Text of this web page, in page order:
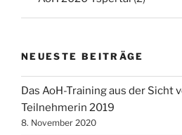
NEUESTE BEITRÄGE
Das AoH-Training aus der Sicht
Teilnehmerin 2019
8. November 2020